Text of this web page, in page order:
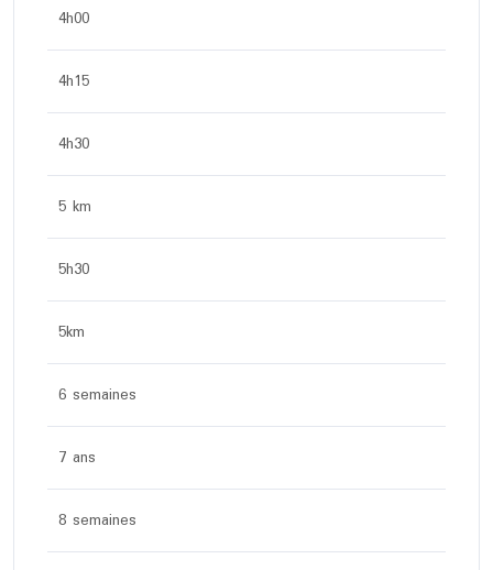
4h00
4h15
4h30
5 km
5h30
5km
6 semaines
7 ans
8 semaines